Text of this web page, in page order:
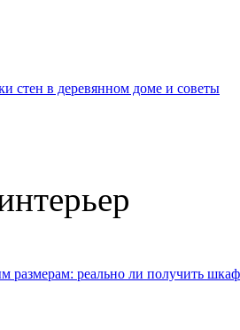
стен в деревянном доме и советы
размерам: реально ли получить